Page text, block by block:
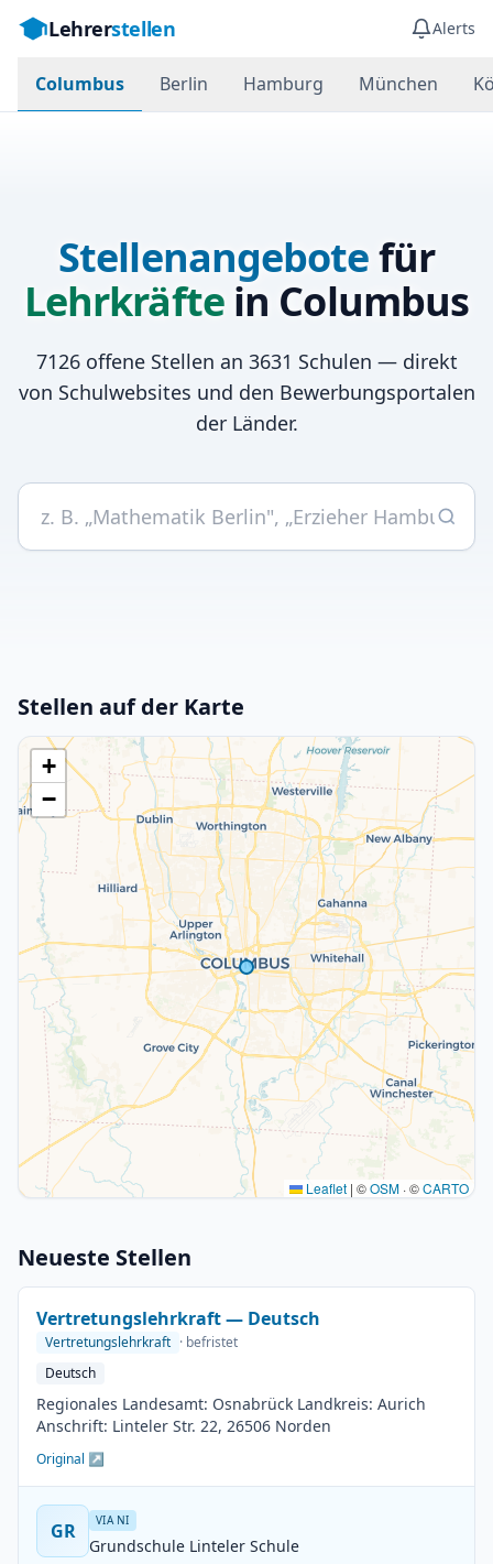
Lehrerstellen Alerts
Columbus Berlin Hamburg München
Stellenangebotefür
Lehrkräfte in Columbus
7126offene Stellen an 3631 Schulen — direkt
von Schulwebsites und den Bewerbungsportalen
der Länder.
Stellen auf der Karte
+
−
Leaflet | ©OSM · ©CARTO
Neueste Stellen
Vertretungslehrkraft — Deutsch
Vertretungslehrkraft · befristet
Deutsch
Regionales Landesamt: Osnabrück Landkreis: Aurich
Anschrift: Linteler Str. 22, 26506 Norden
Original ↗
GR VIA NI
Grundschule Linteler Schule